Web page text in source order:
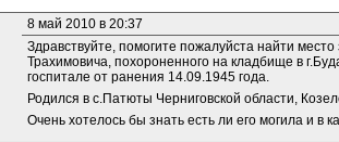
8 май 2010 в 20:37
Здравствуйте, помогите пожалуйста найти
Трахимовича, похороненного на кладбище в
госпитале от ранения 14.09.1945 года.
Родился в с.Патюты Черниговской области,
Очень хотелось бы знать есть ли его могила и в